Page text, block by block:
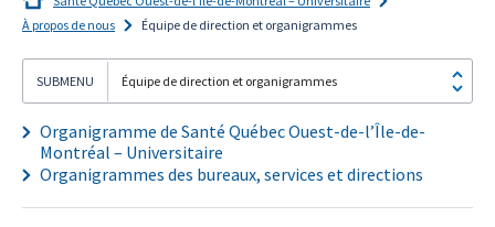
À propos de nous
Équipe de direction et organigrammes
Équipe de direction et organigrammes
Organigramme de Santé Québec Ouest-de-l’Île-de-
Montréal – Universitaire
Organigrammes des bureaux, services et directions
Je
m'abonne!